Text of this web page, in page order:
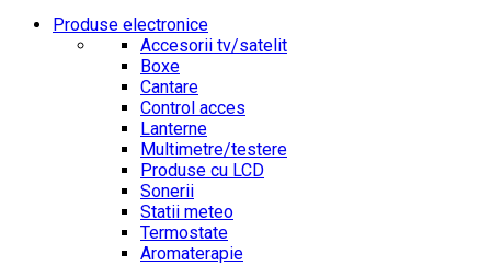
Produse electronice
Accesorii tv/satelit
Boxe
Cantare
Control acces
Lanterne
Multimetre/testere
Produse cu LCD
Sonerii
Statii meteo
Termostate
Aromaterapie